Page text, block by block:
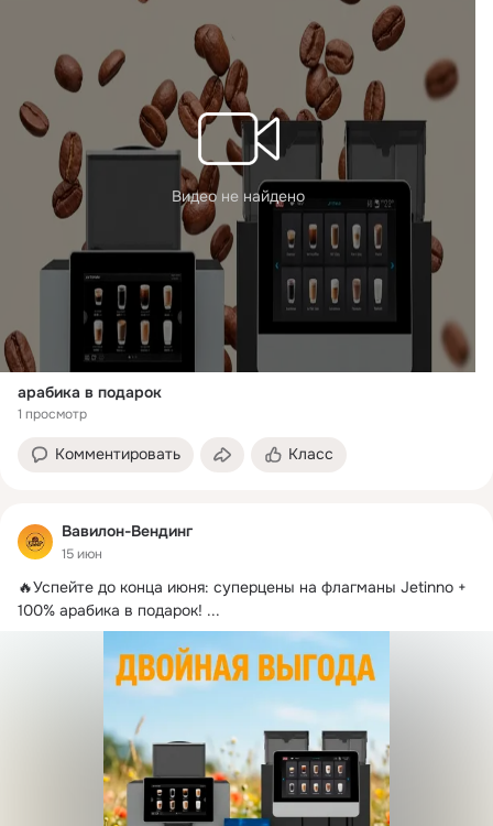
Видео не найдено
арабика в подарок
1 просмотр
Комментировать Класс
Вавилон-Вендинг
15 июн
🔥Успейте до конца июня: суперцены на флагманы Jetinno +
100% арабика в подарок! ...